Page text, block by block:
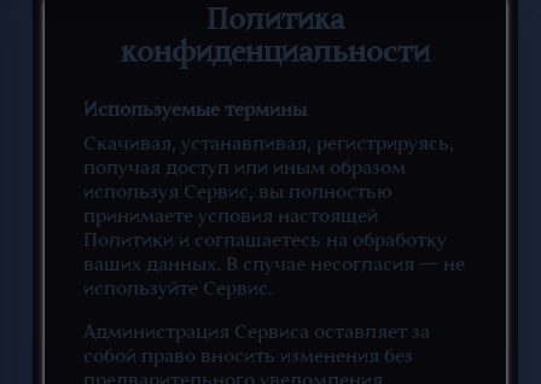
Политика
конфиденциальности
Используемые термины
Скачивая, устанавливая, регистрируясь,
получая доступ или иным образом
используя Сервис, вы полностью
принимаете условия настоящей
Политики и соглашаетесь на обработку
ваших данных. В случае несогласия — не
используйте Сервис.
Администрация Сервиса оставляет за
собой право вносить изменения без